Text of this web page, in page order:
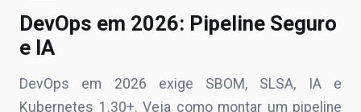
DevOps em 2026: Pipeline Seguro
e IA
DevOps em 2026 exige SBOM, SLSA, IA e
Kubernetes 1.30+. Veja como montar um pipeline